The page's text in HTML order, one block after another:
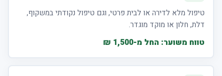
טיפול מלא לדירה או לבית פרטי, וגם טיפול נקודתי במשקוף,
דלת, חלון או מוקד מוגדר.
טווח משוער: החל מ-1,500 ₪